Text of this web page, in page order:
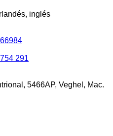
inglés
291
5466AP, Veghel, Mac.